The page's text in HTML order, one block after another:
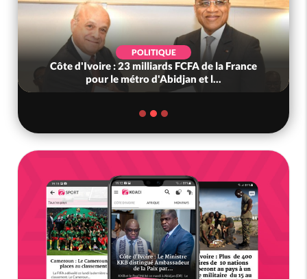
POLITIQUE
Côte d'Ivoire : 23 milliards FCFA de la France
pour le métro d'Abidjan et l...